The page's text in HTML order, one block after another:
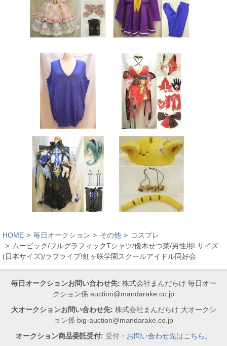
HOME 毎日オークション その他
コスプレ
ムービック/フルグラフィックTシャツ/優木せつ菜/男性用Lサイズ
(日本サイズ)/ラブライブ!虹ヶ咲学園スクールアイドル同好会
毎日オークションお問い合わせ先: 株式会社まんだらけ 毎日オー
クション係 auction@mandarake.co.jp
大オークションお問い合わせ先: 株式会社まんだらけ 大オークシ
ョン係 big-auction@mandarake.co.jp
オークション商品委託受付: 受付・お問い合わせ先はこちら。